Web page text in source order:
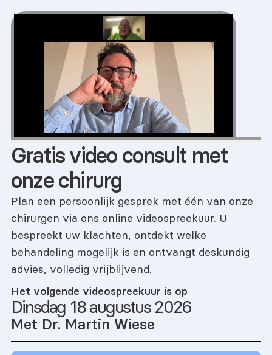
Gratis video consult met
onze chirurg
Plan een persoonlijk gesprek met één van onze
chirurgen via ons online videospreekuur. U
bespreekt uw klachten, ontdekt welke
behandeling mogelijk is en ontvangt deskundig
advies, volledig vrijblijvend.
Het volgende videospreekuur is op
Dinsdag 18 augustus 2026
Met Dr. Martin Wiese